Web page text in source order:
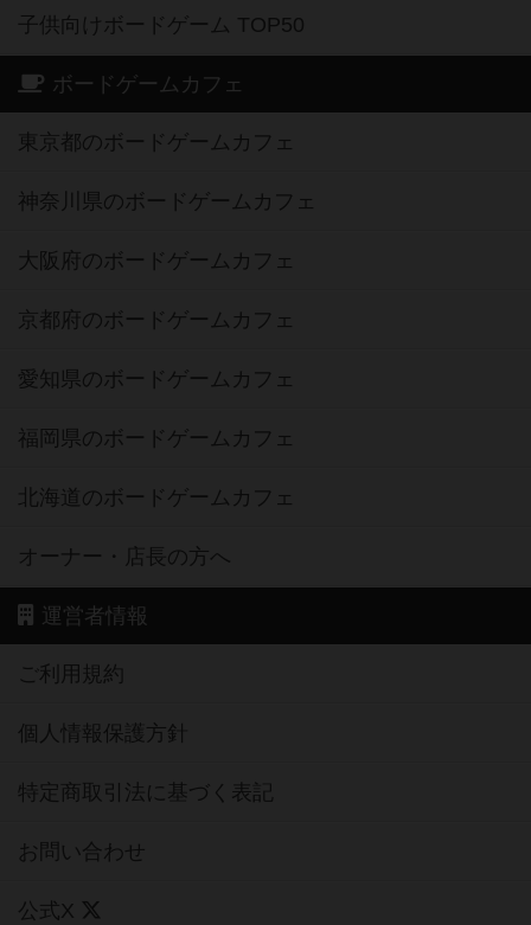
子供向けボードゲーム TOP50
ボードゲームカフェ
東京都のボードゲームカフェ
神奈川県のボードゲームカフェ
大阪府のボードゲームカフェ
京都府のボードゲームカフェ
愛知県のボードゲームカフェ
福岡県のボードゲームカフェ
北海道のボードゲームカフェ
オーナー・店長の方へ
運営者情報
ご利用規約
個人情報保護方針
特定商取引法に基づく表記
お問い合わせ
公式X